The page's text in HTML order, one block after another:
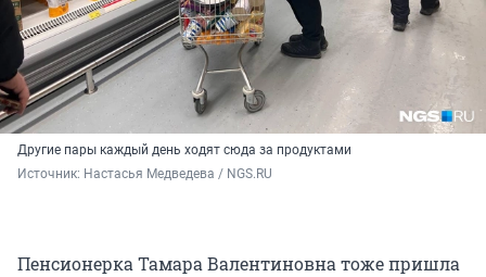
Другие пары каждый день ходят сюда за продуктами
Источник: Настасья Медведева / NGS.RU
Пенсионерка Тамара Валентиновна тоже пришла